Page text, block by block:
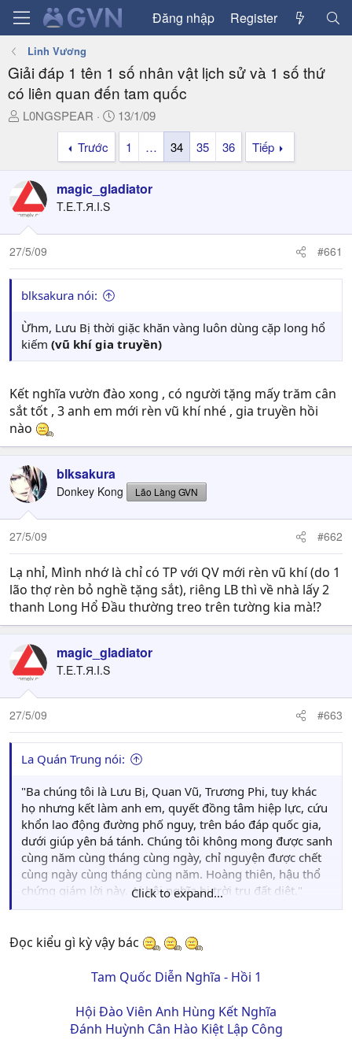
Đăng nhập Register
Linh Vương
Giải đáp 1 tên 1 số nhân vật lịch sử và 1 số thứ
có liên quan đến tam quốc
T
a
d
s
t
a
t
e
L0NGSPEAR
N
g
y
g
ử
13/1/09
Trước
1 … 34 35 36 Tiếp
magic_gladiator
T.E.T.Я.I.S
27/5/09 #661
blksakura nói:
Ừhm, Lưu Bị thời giặc khăn vàng luôn dùng cặp long hổ
kiếm (vũ khí gia truyền)
Kết nghĩa vườn đào xong , có người tặng mấy trăm cân
sắt tốt , 3 anh em mới rèn vũ khí nhé , gia truyền hồi
nào
blksakura
Donkey Kong Lão Làng GVN
27/5/09 #662
Lạ nhỉ, Mình nhớ là chỉ có TP với QV mới rèn vũ khí (do 1
lão thợ rèn bỏ nghề tặng sắt), riêng LB thì về nhà lấy 2
thanh Long Hổ Đầu thường treo trên tường kia mà!?
magic_gladiator
T.E.T.Я.I.S
27/5/09 #663
La Quán Trung nói:
"Ba chúng tôi là Lưu Bị, Quan Vũ, Trương Phi, tuy khác
họ nhưng kết làm anh em, quyết đồng tâm hiệp lực, cứu
khổn lao động đường phố nguy, trên báo đáp quốc gia,
dưới giúp yên bá tánh. Chúng tôi không mong được sanh
cùng năm cùng tháng cùng ngày, chỉ nguyện được chết
cùng ngày cùng tháng cùng năm. Hoàng thiên, hậu thổ
chứng giám lời này. Ai bội nghĩa bị trời tru đất diệt."
Thề xong, ba người đem so tuổi nhau thì Huyền Đức
em út.
mổ làm tiệc tới vườn đào, tập trung tất cả dũng sĩ trong
vùng đến ăn uống. Dũng sĩ tề tựu có tới hơn ba trăm
người, vui say một bữa thật no nê.
Hôm sau, mọi người chia nhau đi thu thập khí giới, mọi
việc tạm yên, chỉ hiềm một nỗi còn thiếu ngựa để cỡi.
Click to expand...
Đọc kiểu gì kỳ vậy bác
Tam Quốc Diễn Nghĩa - Hồi 1
Hội Ðào Viên Anh Hùng Kết Nghĩa
Ðánh Huỳnh Cân Hào Kiệt Lập Công